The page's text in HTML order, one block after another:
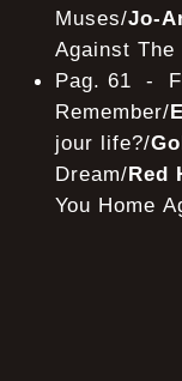
Muses/Jo-
Against
Pag. 61 -
Remember/
jour life?/
Dream/Red
You Home